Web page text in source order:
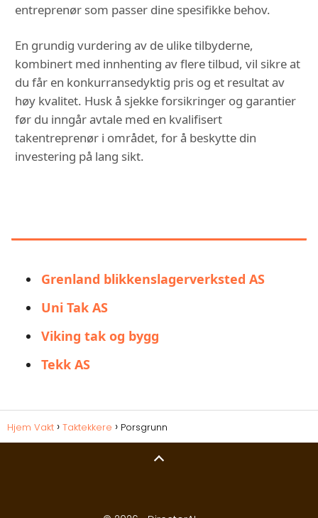
entreprenør som passer dine spesifikke behov.
En grundig vurdering av de ulike tilbyderne,
kombinert med innhenting av flere tilbud, vil sikre at
du får en konkurransedyktig pris og et resultat av
høy kvalitet. Husk å sjekke forsikringer og garantier
før du inngår avtale med en kvalifisert
takentreprenør i området, for å beskytte din
investering på lang sikt.
Grenland blikkenslagerverksted AS
Uni Tak AS
Viking tak og bygg
Tekk AS
Hjem Vakt Taktekkere Porsgrunn